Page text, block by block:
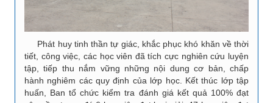
Phát huy tinh thần tự giác, khắc phục khó khăn về thời
tiết, công việc, các học viên đã tích cực nghiên cứu luyện
tập, tiếp thu nắm vững những nội dung cơ bản, chấp
hành nghiêm các quy định của lớp học. Kết thúc lớp tập
huấn, Ban tổ chức kiểm tra đánh giá kết quả 100% đạt